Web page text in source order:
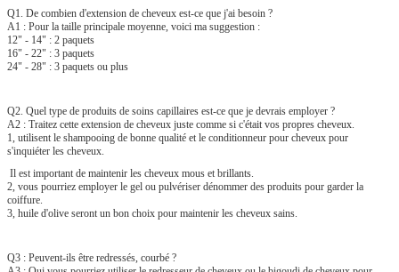
Q1. De combien d'extension de cheveux est-ce que j'ai besoin ?
A1 : Pour la taille principale moyenne, voici ma suggestion :
12" - 14" : 2 paquets
16" - 22" : 3 paquets
24" - 28" : 3 paquets ou plus
Q2. Quel type de produits de soins capillaires est-ce que je devrais employer ?
A2 : Traitez cette extension de cheveux juste comme si c'était vos propres cheveux.
1, utilisent le shampooing de bonne qualité et le conditionneur pour cheveux pour
s'inquiéter les cheveux.
Il est important de maintenir les cheveux mous et brillants.
2, vous pourriez employer le gel ou pulvériser dénommer des produits pour garder la
coiffure.
3, huile d'olive seront un bon choix pour maintenir les cheveux sains.
Q3 : Peuvent-ils être redressés, courbé ?